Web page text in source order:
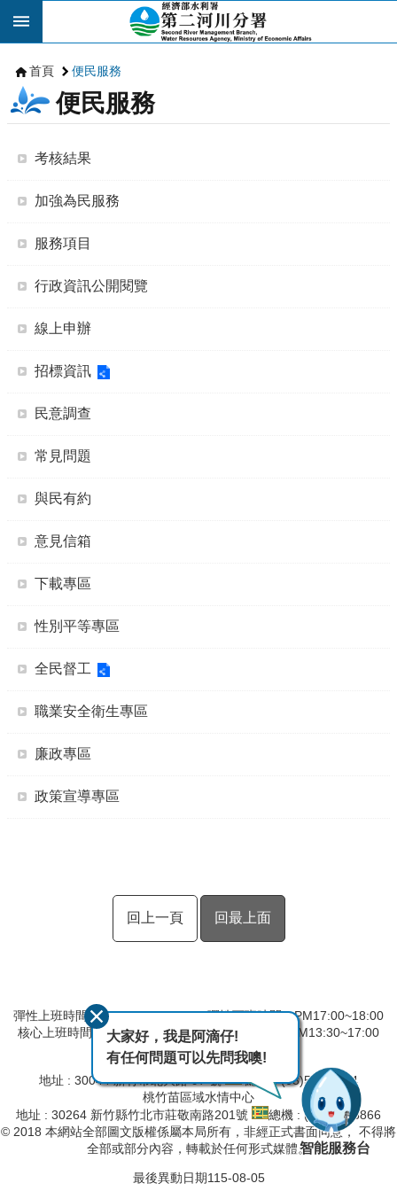
跳到主要內容區塊
首頁 便民服務
便民服務
考核結果
加強為民服務
服務項目
行政資訊公開閱覽
線上申辦
招標資訊
民意調查
常見問題
與民有約
意見信箱
下載專區
性別平等專區
全民督工
職業安全衛生專區
廉政專區
政策宣導專區
回上一頁 回最上面
彈性上班時間：AM8:00~09:00 彈性下班時間：PM17:00~18:00
核心上班時間：星期一 ~ 星期五 AM09:00~12:30 PM13:30~17:00
第二河川分署
地址 : 30044 新竹市北大路 97 號
總機 : (03)532-2334
桃竹苗區域水情中心
地址 : 30264 新竹縣竹北市莊敬南路201號
總機 : (03)657-8866
© 2018 本網站全部圖文版權係屬本局所有，非經正式書面同意， 不得將
全部或部分內容，轉載於任何形式媒體。
最後異動日期115-08-05
大家好，我是阿滴仔!
有任何問題可以先問我噢!
智能服務台